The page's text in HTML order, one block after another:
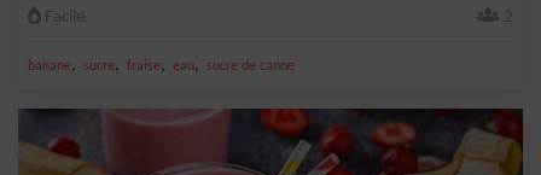
Facile 2
banane, sucre, fraise, eau, sucre de canne